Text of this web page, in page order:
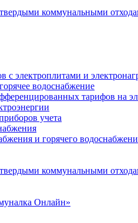
коммунальными
электроплитами и
водоснабжение
тарифов на
учета
и горячего
коммунальными
Онлайн»